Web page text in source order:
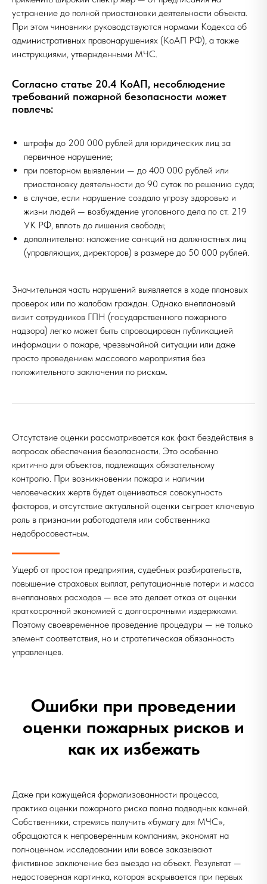
устранение до полной приостановки деятельности объекта.
При этом чиновники руководствуются нормами Кодекса об
административных правонарушениях (КоАП РФ), а также
инструкциями, утвержденными МЧС.
Согласно статье 20.4 КоАП, несоблюдение
требований пожарной безопасности может
повлечь:
штрафы до 200 000 рублей для юридических лиц за
первичное нарушение;
при повторном выявлении — до 400 000 рублей или
приостановку деятельности до 90 суток по решению суда;
в случае, если нарушение создало угрозу здоровью и
жизни людей — возбуждение уголовного дела по ст. 219
УК РФ, вплоть до лишения свободы;
дополнительно: наложение санкций на должностных лиц
(управляющих, директоров) в размере до 50 000 рублей.
Значительная часть нарушений выявляется в ходе плановых
проверок или по жалобам граждан. Однако внеплановый
визит сотрудников ГПН (государственного пожарного
надзора) легко может быть спровоцирован публикацией
информации о пожаре, чрезвычайной ситуации или даже
просто проведением массового мероприятия без
положительного заключения по рискам.
Отсутствие оценки рассматривается как факт бездействия в
вопросах обеспечения безопасности. Это особенно
критично для объектов, подлежащих обязательному
контролю. При возникновении пожара и наличии
человеческих жертв будет оцениваться совокупность
факторов, и отсутствие актуальной оценки сыграет ключевую
роль в признании работодателя или собственника
недобросовестным.
Ущерб от простоя предприятия, судебных разбирательств,
повышение страховых выплат, репутационные потери и масса
внеплановых расходов — все это делает отказ от оценки
краткосрочной экономией с долгосрочными издержками.
Поэтому своевременное проведение процедуры — не только
элемент соответствия, но и стратегическая обязанность
управленцев.
Ошибки при проведении
оценки пожарных рисков и
как их избежать
Даже при кажущейся формализованности процесса,
практика оценки пожарного риска полна подводных камней.
Собственники, стремясь получить «бумагу для МЧС»,
обращаются к непроверенным компаниям, экономят на
полноценном исследовании или вовсе заказывают
фиктивное заключение без выезда на объект. Результат —
недостоверная картинка, которая вскрывается при первых